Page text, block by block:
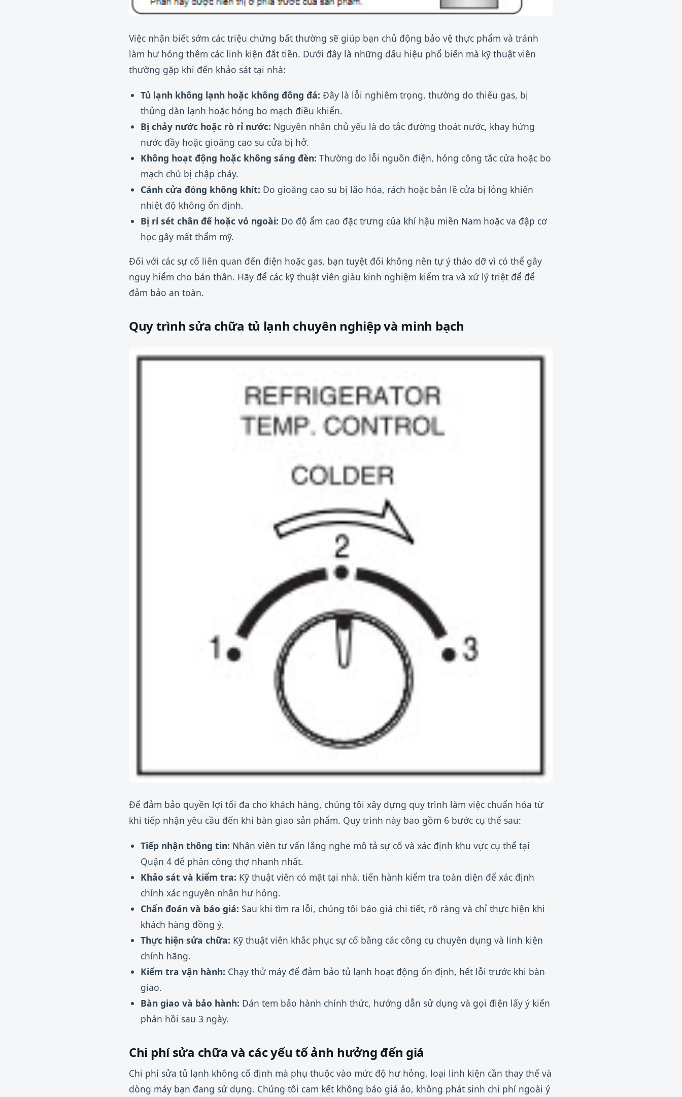
Việc nhận biết sớm các triệu chứng bất thường sẽ giúp bạn chủ động bảo vệ thực phẩm và tránh
làm hư hỏng thêm các linh kiện đắt tiền. Dưới đây là những dấu hiệu phổ biến mà kỹ thuật viên
thường gặp khi đến khảo sát tại nhà:
Tủ lạnh không lạnh hoặc không đông đá: Đây là lỗi nghiêm trọng, thường do thiếu gas, bị
thủng dàn lạnh hoặc hỏng bo mạch điều khiển.
Bị chảy nước hoặc rò rỉ nước: Nguyên nhân chủ yếu là do tắc đường thoát nước, khay hứng
nước đầy hoặc gioăng cao su cửa bị hở.
Không hoạt động hoặc không sáng đèn: Thường do lỗi nguồn điện, hỏng công tắc cửa hoặc bo
mạch chủ bị chập cháy.
Cánh cửa đóng không khít: Do gioăng cao su bị lão hóa, rách hoặc bản lề cửa bị lỏng khiến
nhiệt độ không ổn định.
Bị rỉ sét chân đế hoặc vỏ ngoài: Do độ ẩm cao đặc trưng của khí hậu miền Nam hoặc va đập cơ
học gây mất thẩm mỹ.
Đối với các sự cố liên quan đến điện hoặc gas, bạn tuyệt đối không nên tự ý tháo dỡ vì có thể gây
nguy hiểm cho bản thân. Hãy để các kỹ thuật viên giàu kinh nghiệm kiểm tra và xử lý triệt để để
đảm bảo an toàn.
Quy trình sửa chữa tủ lạnh chuyên nghiệp và minh bạch
Để đảm bảo quyền lợi tối đa cho khách hàng, chúng tôi xây dựng quy trình làm việc chuẩn hóa từ
khi tiếp nhận yêu cầu đến khi bàn giao sản phẩm. Quy trình này bao gồm 6 bước cụ thể sau:
Tiếp nhận thông tin: Nhân viên tư vấn lắng nghe mô tả sự cố và xác định khu vực cụ thể tại
Quận 4 để phân công thợ nhanh nhất.
Khảo sát và kiểm tra: Kỹ thuật viên có mặt tại nhà, tiến hành kiểm tra toàn diện để xác định
chính xác nguyên nhân hư hỏng.
Chẩn đoán và báo giá: Sau khi tìm ra lỗi, chúng tôi báo giá chi tiết, rõ ràng và chỉ thực hiện khi
khách hàng đồng ý.
Thực hiện sửa chữa: Kỹ thuật viên khắc phục sự cố bằng các công cụ chuyên dụng và linh kiện
chính hãng.
Kiểm tra vận hành: Chạy thử máy để đảm bảo tủ lạnh hoạt động ổn định, hết lỗi trước khi bàn
giao.
Bàn giao và bảo hành: Dán tem bảo hành chính thức, hướng dẫn sử dụng và gọi điện lấy ý kiến
phản hồi sau 3 ngày.
Chi phí sửa chữa và các yếu tố ảnh hưởng đến giá
Chi phí sửa tủ lạnh không cố định mà phụ thuộc vào mức độ hư hỏng, loại linh kiện cần thay thế và
dòng máy bạn đang sử dụng. Chúng tôi cam kết không báo giá ảo, không phát sinh chi phí ngoài ý